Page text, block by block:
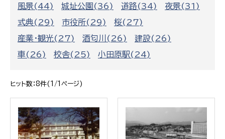
風景(44)
城址公園(36) 道路(34)
夜景(31)
式典(29)
市役所(29)
桜(27)
産業・観光(27)
酒匂川(26)
建設(26)
車(26)
校舎(25) 小田原駅(24)
ヒット数：8件(1/1ページ)